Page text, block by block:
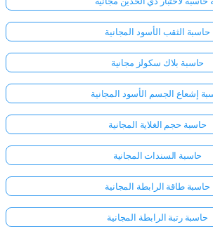
حاسبة الثقب الأسود المجانية
حاسبة بلاك سكولز مجانية
إشعاع الجسم الأسود المجانية
حاسبة حجم الغلاية المجانية
حاسبة السندات المجانية
حاسبة طاقة الرابطة المجانية
حاسبة رتبة الرابطة المجانية